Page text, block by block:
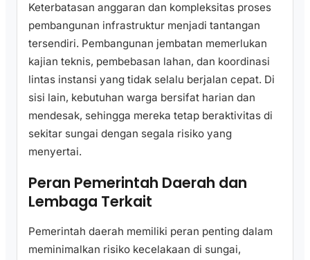
Keterbatasan anggaran dan kompleksitas proses
pembangunan infrastruktur menjadi tantangan
tersendiri. Pembangunan jembatan memerlukan
kajian teknis, pembebasan lahan, dan koordinasi
lintas instansi yang tidak selalu berjalan cepat. Di
sisi lain, kebutuhan warga bersifat harian dan
mendesak, sehingga mereka tetap beraktivitas di
sekitar sungai dengan segala risiko yang
menyertai.
Peran Pemerintah Daerah dan
Lembaga Terkait
Pemerintah daerah memiliki peran penting dalam
meminimalkan risiko kecelakaan di sungai,